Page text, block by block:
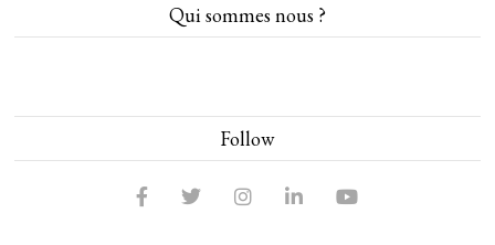
Qui sommes nous ?
Follow